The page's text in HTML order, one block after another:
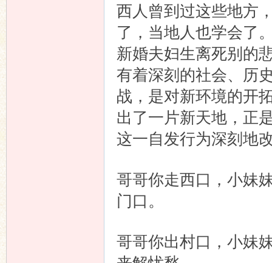
西人曾到过这些地方
了，当地人也学会
新婚夫妇生离死别的
有着深刻的社会、历
战，是对新环境的开
出了一片新天地，正
这一自发行为深刻
哥哥你走西口，小妹
门口。
哥哥你出村口，小妹